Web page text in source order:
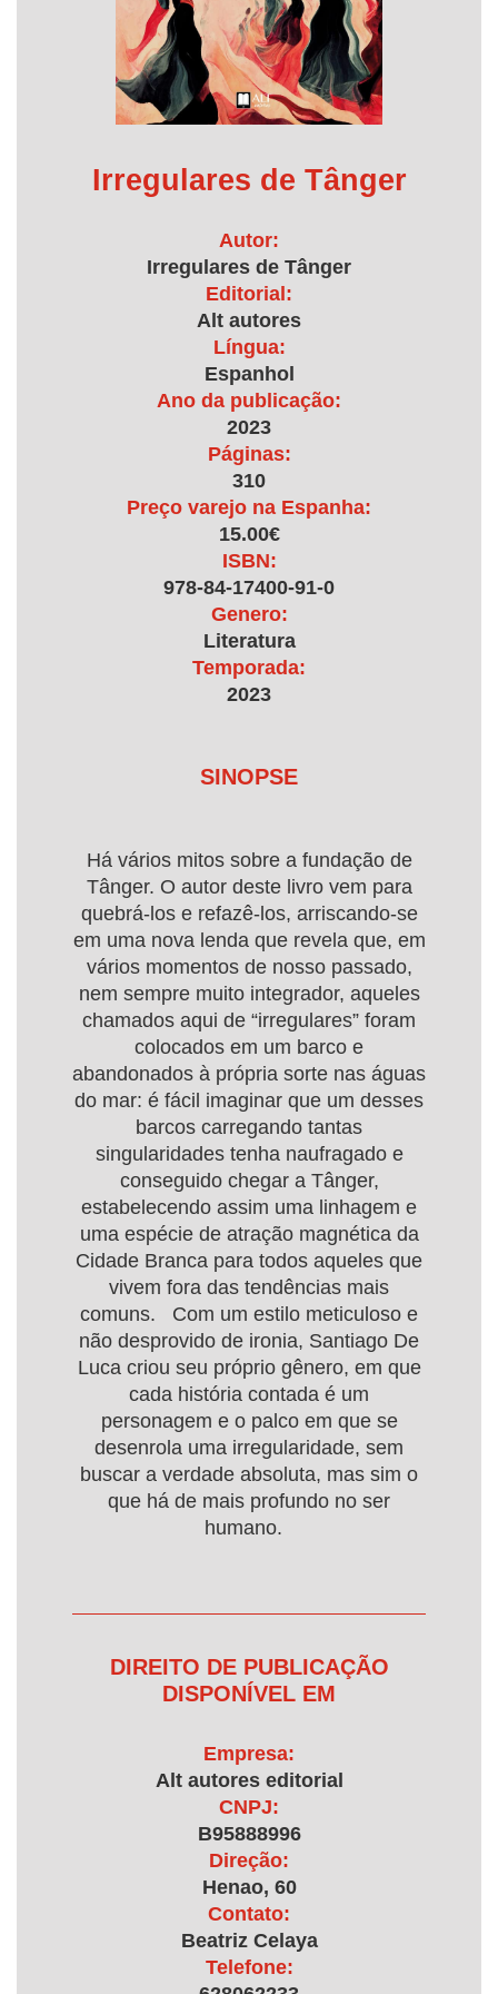
Irregulares de Tânger
Autor:
Irregulares de Tânger
Editorial:
Alt autores
Língua:
Espanhol
Ano da publicação:
2023
Páginas:
310
Preço varejo na Espanha:
15.00€
ISBN:
978-84-17400-91-0
Genero:
Literatura
Temporada:
2023
SINOPSE
Há vários mitos sobre a fundação de
Tânger. O autor deste livro vem para
quebrá-los e refazê-los, arriscando-se
em uma nova lenda que revela que, em
vários momentos de nosso passado,
nem sempre muito integrador, aqueles
chamados aqui de “irregulares” foram
colocados em um barco e
abandonados à própria sorte nas águas
do mar: é fácil imaginar que um desses
barcos carregando tantas
singularidades tenha naufragado e
conseguido chegar a Tânger,
estabelecendo assim uma linhagem e
uma espécie de atração magnética da
Cidade Branca para todos aqueles que
vivem fora das tendências mais
comuns. Com um estilo meticuloso e
não desprovido de ironia, Santiago De
Luca criou seu próprio gênero, em que
cada história contada é um
personagem e o palco em que se
desenrola uma irregularidade, sem
buscar a verdade absoluta, mas sim o
que há de mais profundo no ser
humano.
DIREITO DE PUBLICAÇÃO
DISPONÍVEL EM
Empresa:
Alt autores editorial
CNPJ:
B95888996
Direção:
Henao, 60
Contato:
Beatriz Celaya
Telefone: